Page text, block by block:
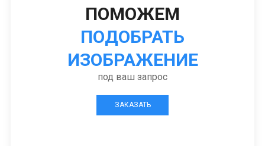
ПОМОЖЕМ
ПОДОБРАТЬ
ИЗОБРАЖЕНИЕ
под ваш запрос
ЗАКАЗАТЬ